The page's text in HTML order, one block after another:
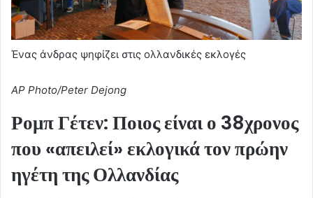
Ένας άνδρας ψηφίζει στις ολλανδικές εκλογές
AP Photo/Peter Dejong
Ρομπ Γέτεν: Ποιος είναι ο 38χρονος
που «απειλεί» εκλογικά τον πρώην
ηγέτη της Ολλανδίας